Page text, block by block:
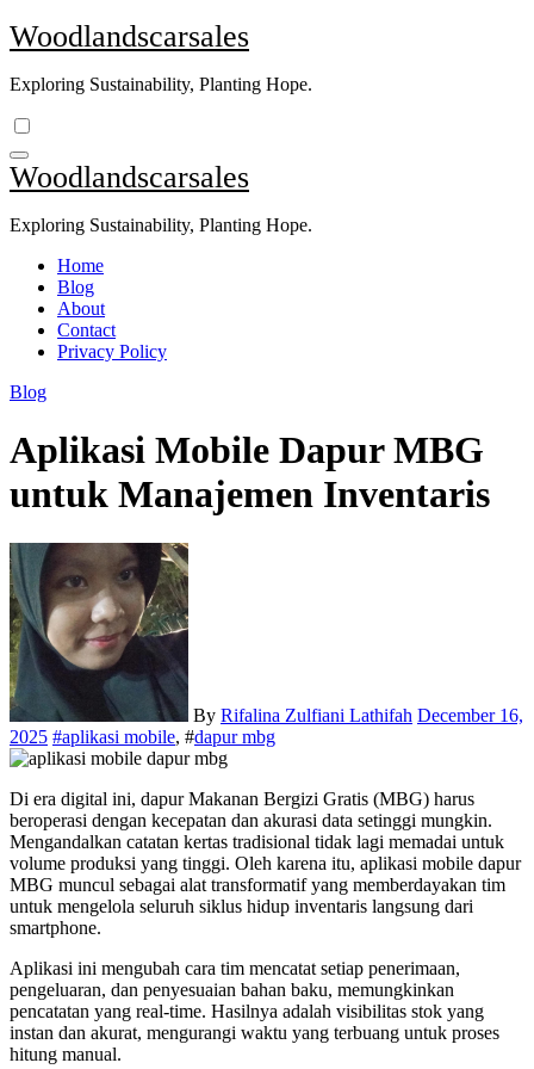
Skip
to
Woodlandscarsales
Exploring Sustainability, Planting Hope.
Woodlandscarsales
Exploring Sustainability, Planting Hope.
Home
Blog
About
Contact
Privacy Policy
Blog
Aplikasi Mobile Dapur MBG
untuk Manajemen Inventaris
By Rifalina Zulfiani Lathifah December 16,
2025 #aplikasi mobile, #dapur mbg
Di era digital ini, dapur Makanan Bergizi Gratis (MBG) harus
beroperasi dengan kecepatan dan akurasi data setinggi mungkin.
Mengandalkan catatan kertas tradisional tidak lagi memadai untuk
volume produksi yang tinggi. Oleh karena itu, aplikasi mobile dapur
MBG muncul sebagai alat transformatif yang memberdayakan tim
untuk mengelola seluruh siklus hidup inventaris langsung dari
smartphone.
Aplikasi ini mengubah cara tim mencatat setiap penerimaan,
pengeluaran, dan penyesuaian bahan baku, memungkinkan
pencatatan yang real-time. Hasilnya adalah visibilitas stok yang
instan dan akurat, mengurangi waktu yang terbuang untuk proses
hitung manual.